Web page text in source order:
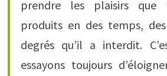
prendre les plaisirs que
produits en des temps,
degrés qu’il a interdit.
essayons toujours